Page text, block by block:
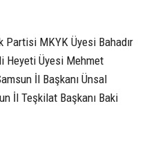
MKYK Üyesi Bahadır
Heyeti Üyesi Mehmet
İl Başkanı Ünsal
İl Teşkilat Başkanı Baki